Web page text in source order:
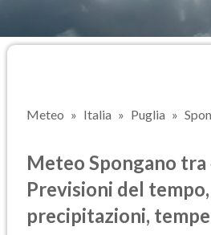
Meteo Italia Puglia
Meteo Spongano tra
Previsioni del tempo,
precipitazioni,